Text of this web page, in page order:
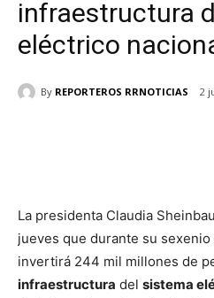
infraestructura
eléctrico
By REPORTEROS RRNOTICIAS 2
La presidenta Claudia
jueves que durante su
invertirá 244 mil millones de
infraestructura del sistema